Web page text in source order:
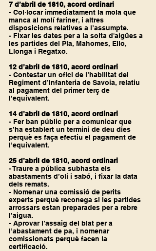
7 d’abril de 1810, acord ordinari
- Col·locar immediatament la mola que
manca al molí fariner, i altres
disposicions relatives a l’assumpte.
- Fixar les dates per a la solta d'aigües a
les partides del Pla, Mahomes, Ello,
Llonga i Regatxo.
12 d’abril de 1810, acord ordinari
- Contestar un ofici de l’habilitat del
Regiment d’Infanteria de Savoia, relatiu
al pagament del primer terç de
l’equivalent.
14 d’abril de 1810, acord ordinari
- Fer ban públic per a comunicar que
s’ha establert un termini de deu dies
perquè es faça efectiu el pagament de
l’equivalent.
25 d’abril de 1810, acord ordinari
- Traure a pública subhasta els
abastaments d’oli i sabó, i fixar la data
dels remats.
- Nomenar una comissió de perits
experts perquè reconega si les partides
arrossars estan preparades per a rebre
l’aigua.
- Aprovar l’assaig del blat per a
l’abastament de pa, i nomenar
comissionats perquè facen la
certificació.